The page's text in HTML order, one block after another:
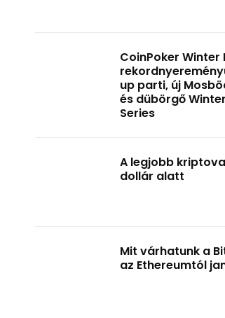
CoinPoker Winter
up parti, új
és dübörgő
Series
A legjobb
dollár alatt
Mit várhatunk a
az Ethereumtól